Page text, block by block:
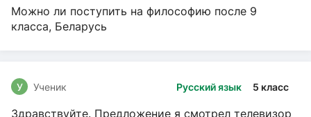
Можно ли поступить на философию после 9
класса, Беларусь
Русский язык 5 класс
У Ученик
Здравствуйте. Предложение я смотрел телевизор